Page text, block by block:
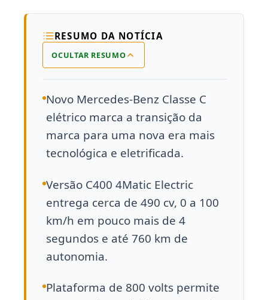
RESUMO DA NOTÍCIA
OCULTAR RESUMO
Novo Mercedes-Benz Classe C
elétrico marca a transição da
marca para uma nova era mais
tecnológica e eletrificada.
Versão C400 4Matic Electric
entrega cerca de 490 cv, 0 a 100
km/h em pouco mais de 4
segundos e até 760 km de
autonomia.
Plataforma de 800 volts permite